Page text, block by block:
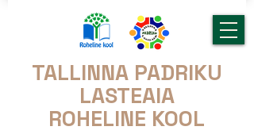
TALLINNA PADRIKU
LASTEAIA
ROHELINE KOOL